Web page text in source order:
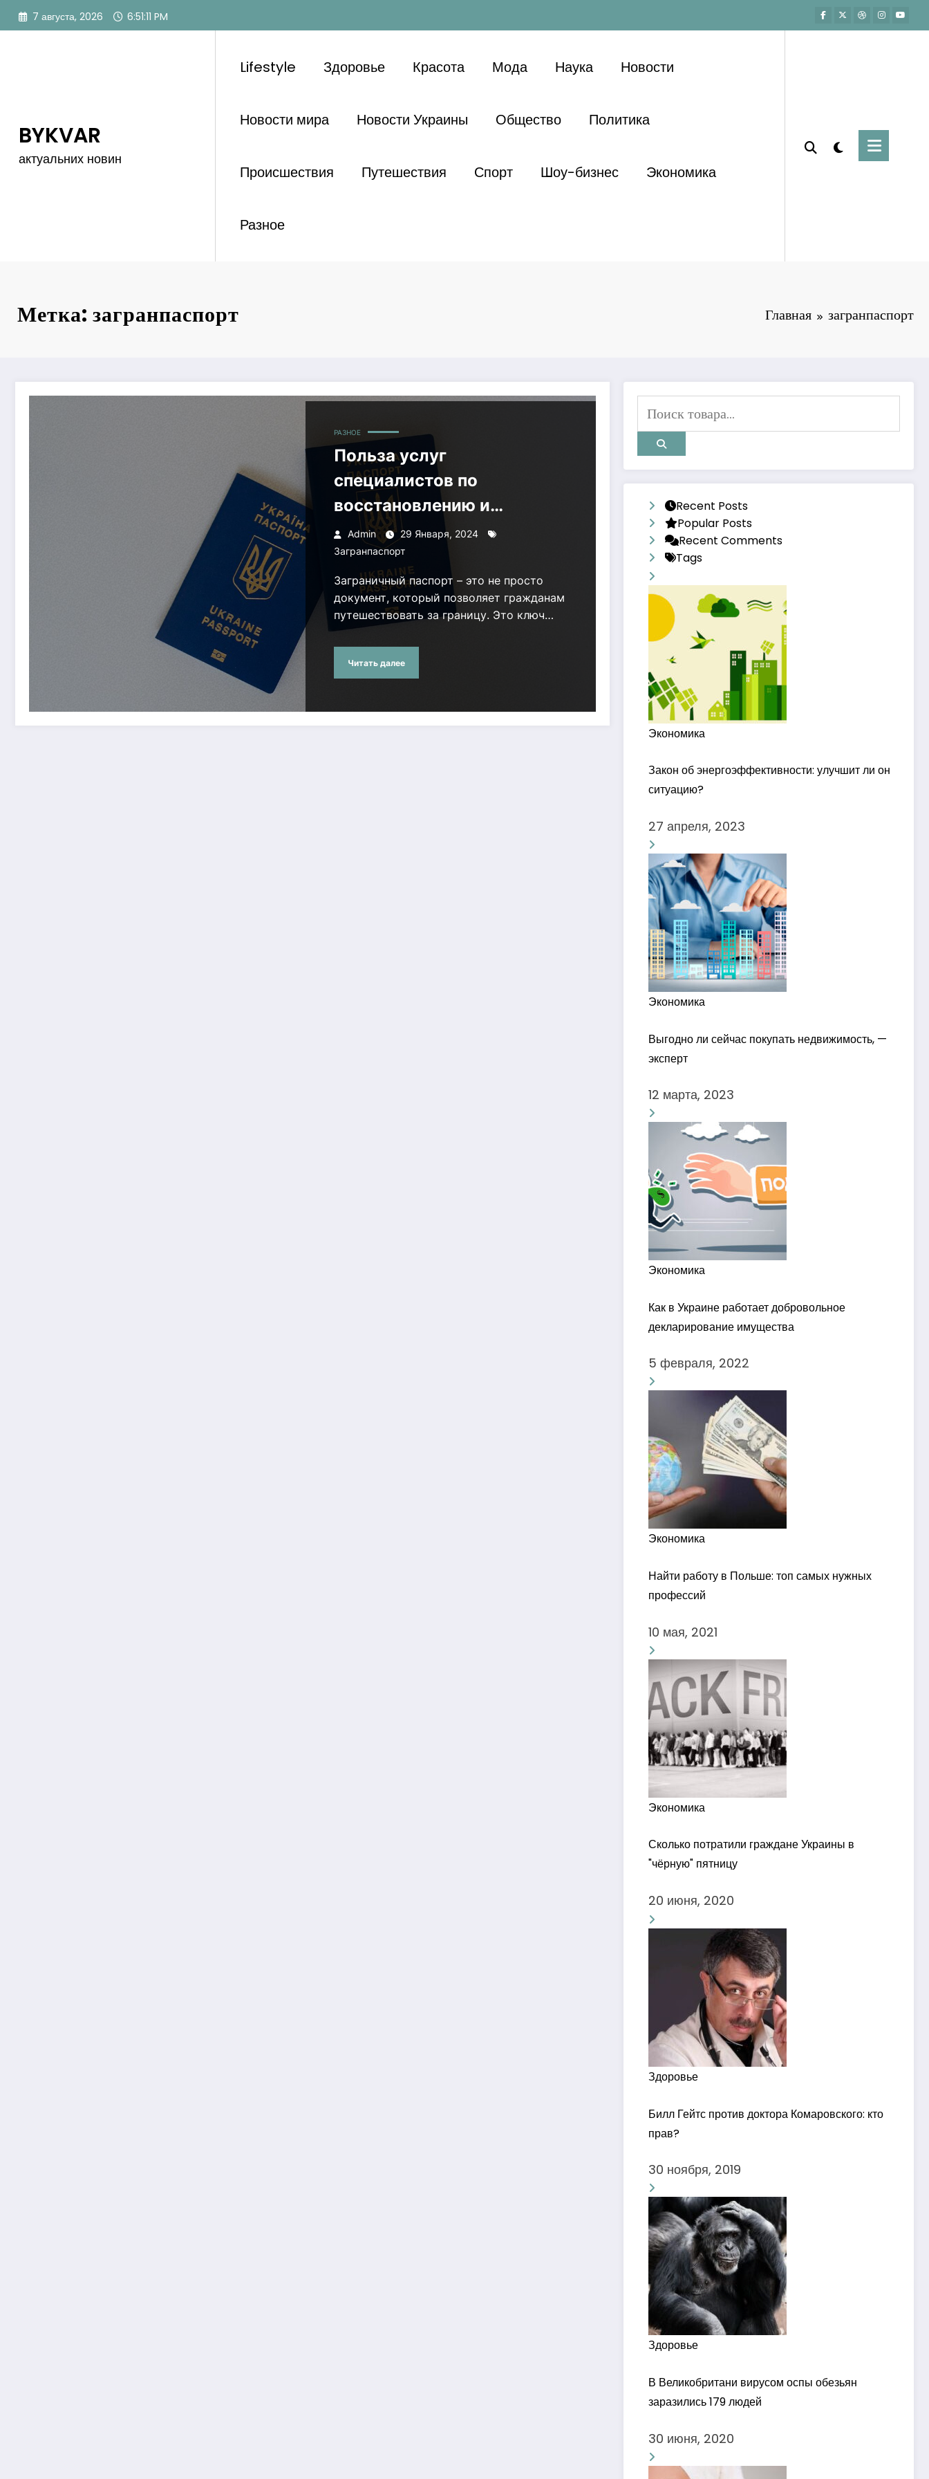
Перейти
7 августа, 2026 6:51:12 PM
BYKVAR
актуальних новин
Lifestyle Здоровье Красота Мода Наука Новости
Новости мира Новости Украины Общество Политика
Происшествия Путешествия Спорт Шоу-бизнес Экономика
Разное
Метка: загранпаспорт Главная загранпаспорт
РАЗНОЕ
Польза услуг
специалистов по
восстановлению и
продлению загранпаспорта
Admin
29 Января, 2024
Загранпаспорт
Заграничный паспорт – это не просто
документ, который позволяет гражданам
путешествовать за границу. Это ключ…
Читать далее
Recent Posts
Popular Posts
Recent Comments
Tags
Экономика
Закон об энергоэффективности: улучшит ли он
ситуацию?
27 апреля, 2023
Экономика
Выгодно ли сейчас покупать недвижимость, —
эксперт
12 марта, 2023
Экономика
Как в Украине работает добровольное
декларирование имущества
5 февраля, 2022
Экономика
Найти работу в Польше: топ самых нужных
профессий
10 мая, 2021
Экономика
Сколько потратили граждане Украины в
"чёрную" пятницу
20 июня, 2020
Здоровье
Билл Гейтс против доктора Комаровского: кто
прав?
30 ноября, 2019
Здоровье
В Великобритани вирусом оспы обезьян
заразились 179 людей
30 июня, 2020